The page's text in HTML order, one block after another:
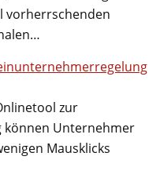
vorherrschenden
zur
Unternehmer
Mausklicks